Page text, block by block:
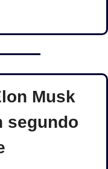
Musk
segundo